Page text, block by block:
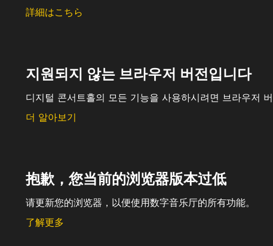
詳細はこちら
지원되지 않는 브라우저 버전입니다
디지털 콘서트홀의 모든 기능을 사용하시려면 브라우저
더 알아보기
抱歉，您当前的浏览器版本过低
请更新您的浏览器，以便使用数字音乐厅的所有功能。
了解更多